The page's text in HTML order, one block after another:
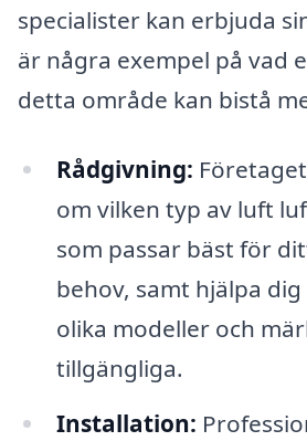
specialister kan erbjuda
är några exempel på vad
detta område kan bistå
Rådgivning:
om vilken typ av luft
som passar bäst för
behov, samt hjälpa
olika modeller och
tillgängliga.
Installation: